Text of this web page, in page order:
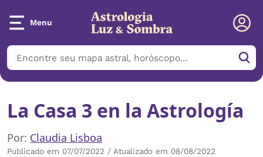
Menu
La Casa 3 en la Astrología
Por: Claudia Lisboa
Publicado em 07/07/2022 / Atualizado em 08/08/2022